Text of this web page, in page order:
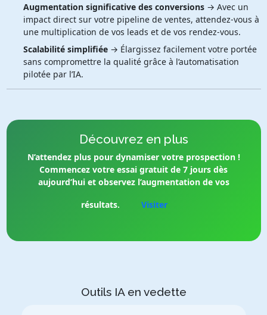
Augmentation significative des conversions→ Avec un
impact direct sur votre pipeline de ventes, attendez-vous à
une multiplication de vos leads et de vos rendez-vous.
Scalabilité simplifiée→ Élargissez facilement votre portée
sans compromettre la qualité grâce à l’automatisation
pilotée par l’IA.
Découvrez en plus
N’attendez plus pour dynamiser votre prospection !
Commencez votre essai gratuit de 7 jours dès
aujourd’hui et observez l’augmentation de vos
résultats.
Visiter
Outils IA en vedette